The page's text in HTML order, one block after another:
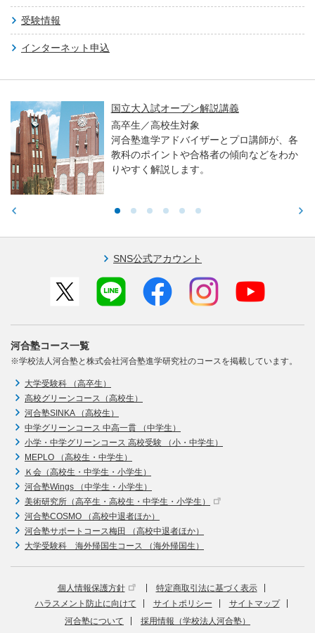
受験情報
インターネット申込
国立大入試オープン解説講義
高卒生／高校生対象
河合塾進学アドバイザーとプロ講師が、各
教科のポイントや合格者の傾向などをわか
りやすく解説します。
SNS公式アカウント
河合塾コース一覧
※学校法人河合塾と株式会社河合塾進学研究社のコースを掲載しています。
大学受験科 （高卒生）
高校グリーンコース（高校生）
河合塾SINKA （高校生）
中学グリーンコース 中高一貫 （中学生）
小学・中学グリーンコース 高校受験 （小・中学生）
MEPLO （高校生・中学生）
Ｋ会（高校生・中学生・小学生）
河合塾Wings （中学生・小学生）
美術研究所（高卒生・高校生・中学生・小学生）
河合塾COSMO （高校中退者ほか）
河合塾サポートコース梅田 （高校中退者ほか）
大学受験科 海外帰国生コース （海外帰国生）
個人情報保護方針
特定商取引法に基づく表示
ハラスメント防止に向けて
サイトポリシー
サイトマップ
河合塾について
採用情報（学校法人河合塾）